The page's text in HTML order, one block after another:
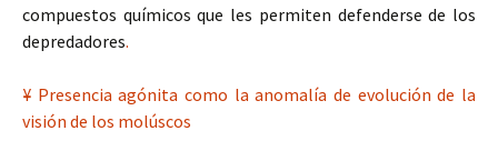
compuestos químicos que les permiten defenderse de los
depredadores.
¥ Presencia agónita como la anomalía de evolución de la
visión de los molúscos